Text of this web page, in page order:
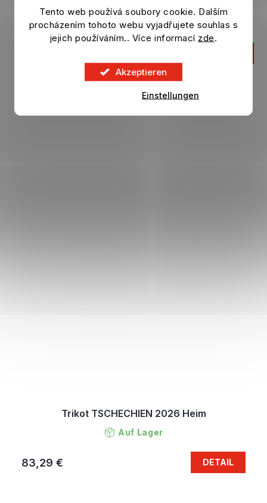
Tento web používá soubory cookie. Dalším
procházením tohoto webu vyjadřujete souhlas s
jejich používáním.. Více informací zde.
Akzeptieren
Einstellungen
Auf Lager
Trikot TSCHECHIEN 2026 Heim
Auf Lager
83,29 € DETAIL